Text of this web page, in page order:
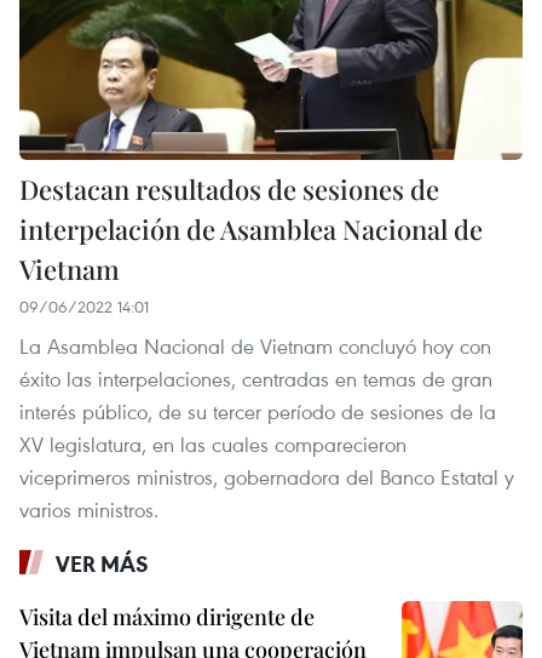
Destacan resultados de sesiones de
interpelación de Asamblea Nacional de
Vietnam
09/06/2022 14:01
La Asamblea Nacional de Vietnam concluyó hoy con
éxito las interpelaciones, centradas en temas de gran
interés público, de su tercer período de sesiones de la
XV legislatura, en las cuales comparecieron
viceprimeros ministros, gobernadora del Banco Estatal y
varios ministros.
VER MÁS
Visita del máximo dirigente de
Vietnam impulsan una cooperación